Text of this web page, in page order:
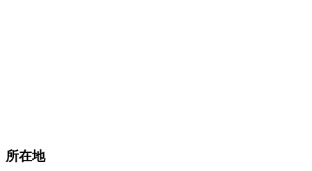
所在地